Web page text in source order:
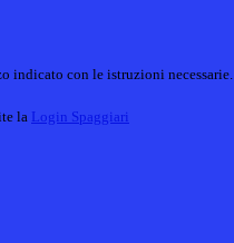
indicato con le istruzioni necessarie.
la Login Spaggiari